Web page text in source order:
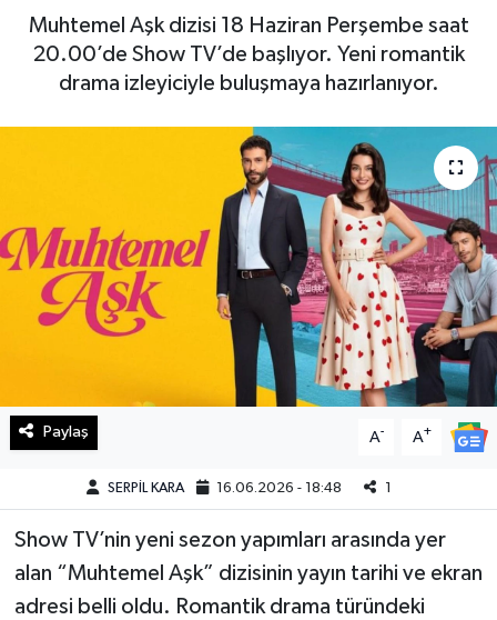
Muhtemel Aşk dizisi 18 Haziran Perşembe saat
20.00’de Show TV’de başlıyor. Yeni romantik
drama izleyiciyle buluşmaya hazırlanıyor.
Paylaş A- A+
SERPİL KARA 16.06.2026 - 18:48 1
Show TV’nin yeni sezon yapımları arasında yer
alan “Muhtemel Aşk” dizisinin yayın tarihi ve ekran
adresi belli oldu. Romantik drama türündeki
Haberde İnsan
Kültür Sanat
Manşetler
Resmi İlan
Spor
SürManşet
Teknoloji
Yaşam